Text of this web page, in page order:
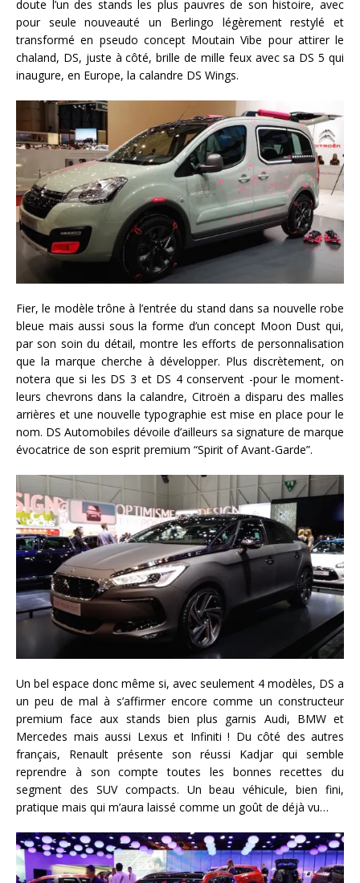
doute l’un des stands les plus pauvres de son histoire, avec
pour seule nouveauté un Berlingo légèrement restylé et
transformé en pseudo concept Moutain Vibe pour attirer le
chaland, DS, juste à côté, brille de mille feux avec sa DS 5 qui
inaugure, en Europe, la calandre DS Wings.
Fier, le modèle trône à l’entrée du stand dans sa nouvelle robe
bleue mais aussi sous la forme d’un concept Moon Dust qui,
par son soin du détail, montre les efforts de personnalisation
que la marque cherche à développer. Plus discrètement, on
notera que si les DS 3 et DS 4 conservent -pour le moment-
leurs chevrons dans la calandre, Citroën a disparu des malles
arrières et une nouvelle typographie est mise en place pour le
nom. DS Automobiles dévoile d’ailleurs sa signature de marque
évocatrice de son esprit premium “Spirit of Avant-Garde”.
Un bel espace donc même si, avec seulement 4 modèles, DS a
un peu de mal à s’affirmer encore comme un constructeur
premium face aux stands bien plus garnis Audi, BMW et
Mercedes mais aussi Lexus et Infiniti ! Du côté des autres
français, Renault présente son réussi Kadjar qui semble
reprendre à son compte toutes les bonnes recettes du
segment des SUV compacts. Un beau véhicule, bien fini,
pratique mais qui m’aura laissé comme un goût de déjà vu…